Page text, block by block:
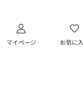
マイページ お気に